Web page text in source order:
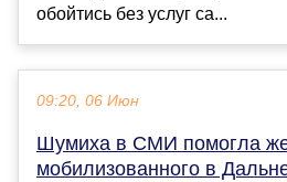
обойтись без услуг са...
09:20, 06 Июн
Шумиха в СМИ помогла
мобилизованного в